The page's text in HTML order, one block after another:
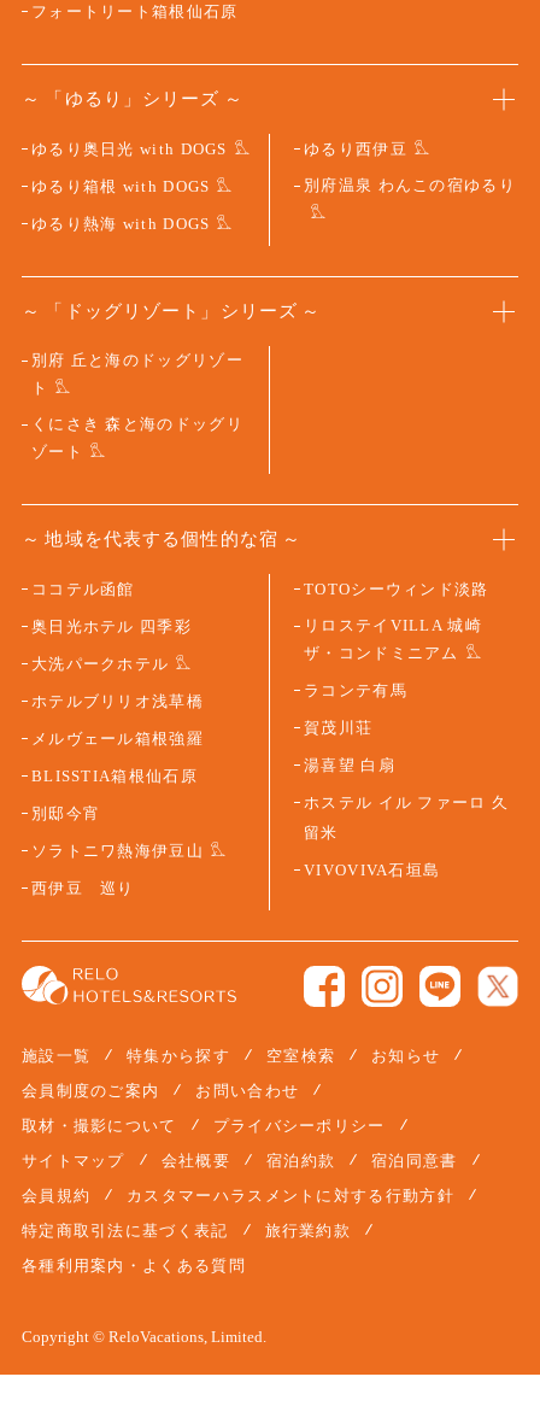
フォートリート箱根仙石原
「ゆるり」シリーズ
ゆるり奥日光 with DOGS
ゆるり箱根 with DOGS
ゆるり熱海 with DOGS
ゆるり西伊豆
別府温泉 わんこの宿ゆるり
「ドッグリゾート」シリーズ
別府 丘と海のドッグリゾー
ト
くにさき 森と海のドッグリ
ゾート
地域を代表する個性的な宿
ココテル函館
奥日光ホテル 四季彩
大洗パークホテル
ホテルブリリオ浅草橋
メルヴェール箱根強羅
BLISSTIA箱根仙石原
別邸今宵
ソラトニワ熱海伊豆山
西伊豆 巡り
TOTOシーウィンド淡路
リロステイVILLA 城崎
ザ・コンドミニアム
ラコンテ有馬
賀茂川荘
湯喜望 白扇
ホステル イル ファーロ 久
留米
VIVOVIVA石垣島
施設一覧 特集から探す 空室検索
お知らせ
会員制度のご案内
お問い合わせ
取材・撮影について
プライバシーポリシー
サイトマップ
会社概要 宿泊約款
宿泊同意書
会員規約
カスタマーハラスメントに対する行動方針
特定商取引法に基づく表記
旅行業約款
各種利用案内・よくある質問
Copyright © ReloVacations, Limited.